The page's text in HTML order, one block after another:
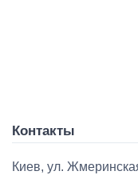
Контакты
Киев, ул.